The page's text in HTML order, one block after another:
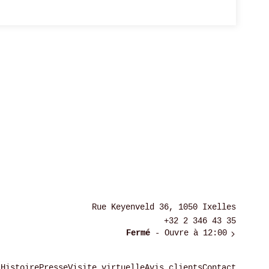
Rue Keyenveld 36, 1050 Ixelles
+32 2 346 43 35
Fermé - Ouvre à 12:00